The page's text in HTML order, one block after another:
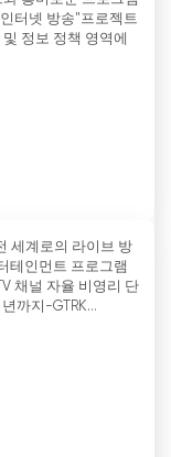
터넷 방송"프로젝트
정보 정책 영역에
세계로의 라이브 방
테인먼트 프로그램
채널 자율 비영리 단
까지-GTRK...